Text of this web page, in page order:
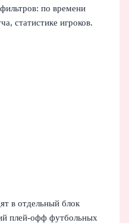
по времени
статистике игроков.
в отдельный блок
плей-офф футбольных